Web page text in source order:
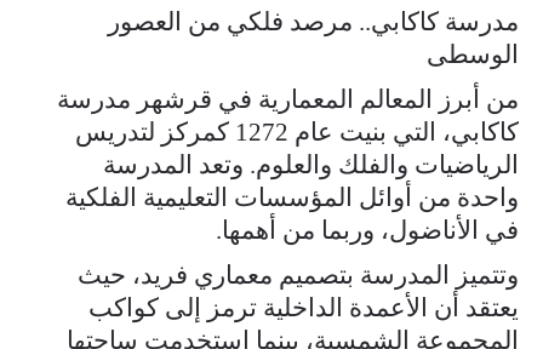
مدرسة كاكابي.. مرصد فلكي من العصور
الوسطى
من أبرز المعالم المعمارية في قرشهر مدرسة
كاكابي، التي بنيت عام 1272 كمركز لتدريس
الرياضيات والفلك والعلوم. وتعد المدرسة
واحدة من أوائل المؤسسات التعليمية الفلكية
في الأناضول، وربما من أهمها.
وتتميز المدرسة بتصميم معماري فريد، حيث
يعتقد أن الأعمدة الداخلية ترمز إلى كواكب
المجموعة الشمسية، بينما استخدمت ساحتها